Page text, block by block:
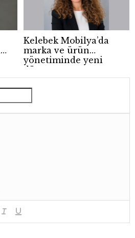
Kelebek Mobilya’da
marka ve ürün
yönetiminde yeni
dönem